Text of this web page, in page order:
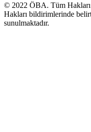
© 2022 ÖBA. Tüm
Hakları bildirimlerinde
sunulmaktadır.